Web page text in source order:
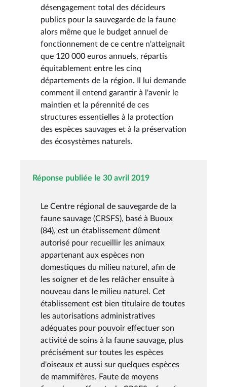
désengagement total des décideurs
publics pour la sauvegarde de la faune
alors même que le budget annuel de
fonctionnement de ce centre n'atteignait
que 120 000 euros annuels, répartis
équitablement entre les cinq
départements de la région. Il lui demande
comment il entend garantir à l'avenir le
maintien et la pérennité de ces
structures essentielles à la protection
des espèces sauvages et à la préservation
des écosystèmes naturels.
Réponse publiée le 30 avril 2019
Le Centre régional de sauvegarde de la
faune sauvage (CRSFS), basé à Buoux
(84), est un établissement dûment
autorisé pour recueillir les animaux
appartenant aux espèces non
domestiques du milieu naturel, afin de
les soigner et de les relâcher ensuite à
nouveau dans le milieu naturel. Cet
établissement est bien titulaire de toutes
les autorisations administratives
adéquates pour pouvoir effectuer son
activité de soins à la faune sauvage, plus
précisément sur toutes les espèces
d'oiseaux et aussi sur quelques espèces
de mammifères. Faute de moyens